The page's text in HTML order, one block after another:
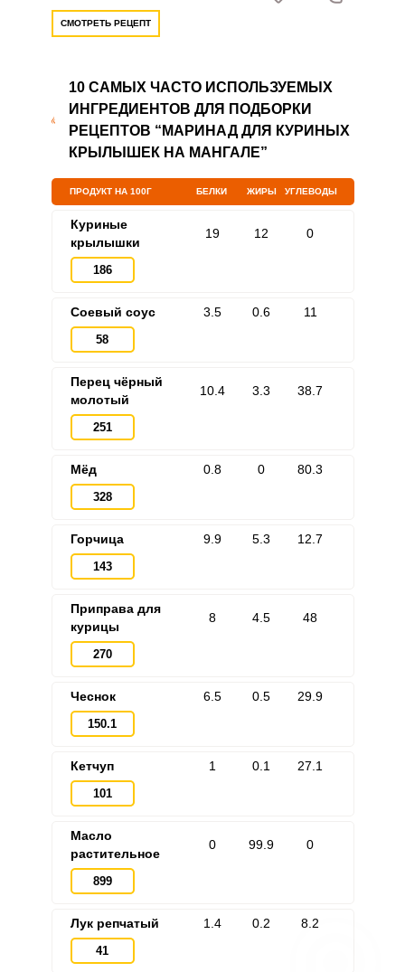
СМОТРЕТЬ РЕЦЕПТ
10 САМЫХ ЧАСТО ИСПОЛЬЗУЕМЫХ
ИНГРЕДИЕНТОВ ДЛЯ ПОДБОРКИ
РЕЦЕПТОВ “МАРИНАД ДЛЯ КУРИНЫХ
КРЫЛЫШЕК НА МАНГАЛЕ”
ПРОДУКТ НА 100Г БЕЛКИ ЖИРЫ УГЛЕВОДЫ
Куриные
крылышки
186
19 12 0
Соевый соус
58
3.5 0.6 11
Перец чёрный
молотый
251
10.4 3.3 38.7
Мёд
328
0.8 0 80.3
Горчица
143
9.9 5.3 12.7
Приправа для
курицы
270
8 4.5 48
Чеснок
150.1
6.5 0.5 29.9
Кетчуп
101
1 0.1 27.1
Масло
растительное
899
0 99.9 0
Лук репчатый
41
1.4 0.2 8.2